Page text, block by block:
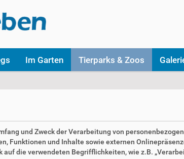
Im Garten Tierparks & Zoos
und Zweck der Verarbeitung von
Funktionen und Inhalte sowie externen
die verwendeten Begrifflichkeiten, wie z.B.